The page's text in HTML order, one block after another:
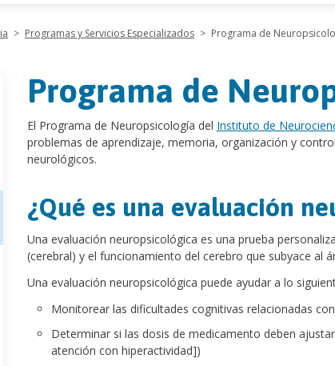
> Programas y Servicios Especializados > Programa de
Programa de
El Programa de Neuropsicología del Instituto de
problemas de aprendizaje, memoria, organización y
neurológicos.
¿Qué es una evaluación
Una evaluación neuropsicológica es una prueba
(cerebral) y el funcionamiento del cerebro que subyace al
Una evaluación neuropsicológica puede ayudar a lo
Monitorear las dificultades cognitivas relacionadas
Determinar si las dosis de medicamento deben
atención con hiperactividad])